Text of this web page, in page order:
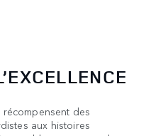
des
aux histoires